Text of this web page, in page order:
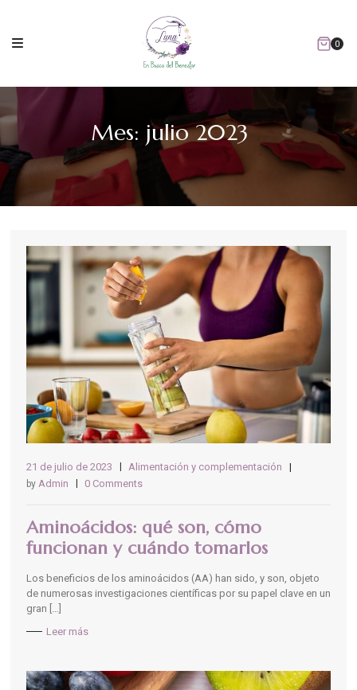
content
0
Mes: julio 2023
21 de julio de 2023 Alimentación y complementación
by Admin 0 Comments
Aminoácidos: qué son, cómo
funcionan y cuándo tomarlos
Los beneficios de los aminoácidos (AA) han sido, y son, objeto
de numerosas investigaciones científicas por su papel clave en un
gran […]